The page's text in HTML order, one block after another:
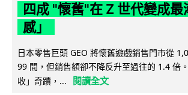
四成 "懷舊"在 Z 世代變成最
感」
日本零售巨頭 GEO 將懷舊遊戲銷售門市從
99 間，但銷售額卻不降反升至過往的 1.4 倍
收」奇蹟，...
閱讀全文